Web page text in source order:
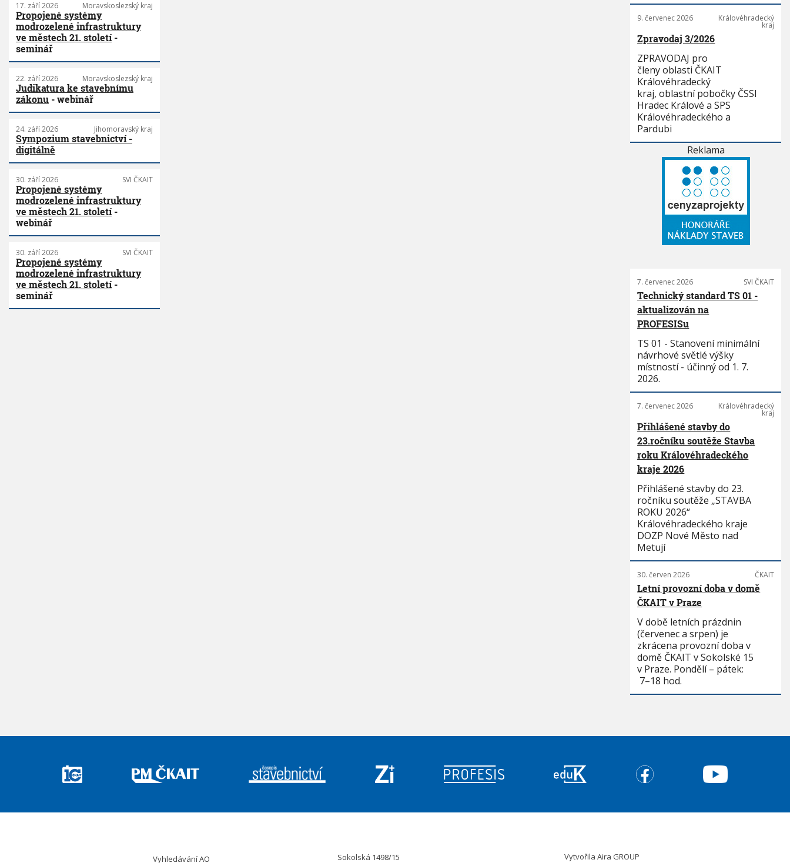
17. září 2026 Moravskoslezský kraj
Propojené systémy
modrozelené infrastruktury
ve městech 21. století-
seminář
22. září 2026 Moravskoslezský kraj
Judikatura ke stavebnímu
zákonu - webinář
24. září 2026 Jihomoravský kraj
Sympozium stavebnictví -
digitálně
30. září 2026 SVI ČKAIT
Propojené systémy
modrozelené infrastruktury
ve městech 21. století-
webinář
30. září 2026 SVI ČKAIT
Propojené systémy
modrozelené infrastruktury
ve městech 21. století-
seminář
9. červenec 2026 Královéhradecký
kraj
Zpravodaj 3/2026
ZPRAVODAJ pro
členy oblasti ČKAIT
Královéhradecký
kraj, oblastní pobočky ČSSI
Hradec Králové a SPS
Královéhradeckého a
Pardubi
Reklama
7. červenec 2026 SVI ČKAIT
Technický standard TS 01 -
aktualizován na
PROFESISu
TS 01 - Stanovení minimální
návrhové světlé výšky
místností - účinný od 1. 7.
2026.
7. červenec 2026 Královéhradecký
kraj
Přihlášené stavby do
23.ročníku soutěže Stavba
roku Královéhradeckého
kraje 2026
Přihlášené stavby do 23.
ročníku soutěže „STAVBA
ROKU 2026“
Královéhradeckého kraje
DOZP Nové Město nad
Metují
30. červen 2026 ČKAIT
Letní provozní doba v domě
ČKAIT v Praze
V době letních prázdnin
(červenec a srpen) je
zkrácena provozní doba v
domě ČKAIT v Sokolské 15
v Praze. Pondělí – pátek:
7–18 hod.
Vyhledávání AO Sokolská 1498/15 VytvořilaAira GROUP